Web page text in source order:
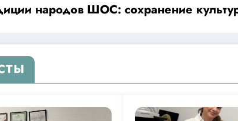
народов ШОС: сохранение